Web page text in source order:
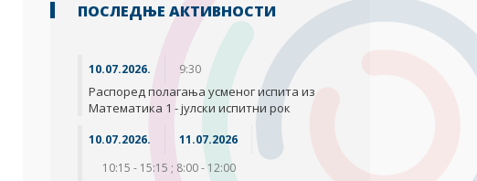
ПОСЛЕДЊЕ АКТИВНОСТИ
10.07.2026. 9:30
Распоред полагања усменог испита из
Математика 1 - јулски испитни рок
10.07.2026.
11.07.2026
10:15 - 15:15 ; 8:00 - 12:00